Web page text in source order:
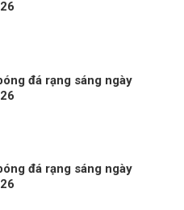
đá rạng sáng ngày
đá rạng sáng ngày